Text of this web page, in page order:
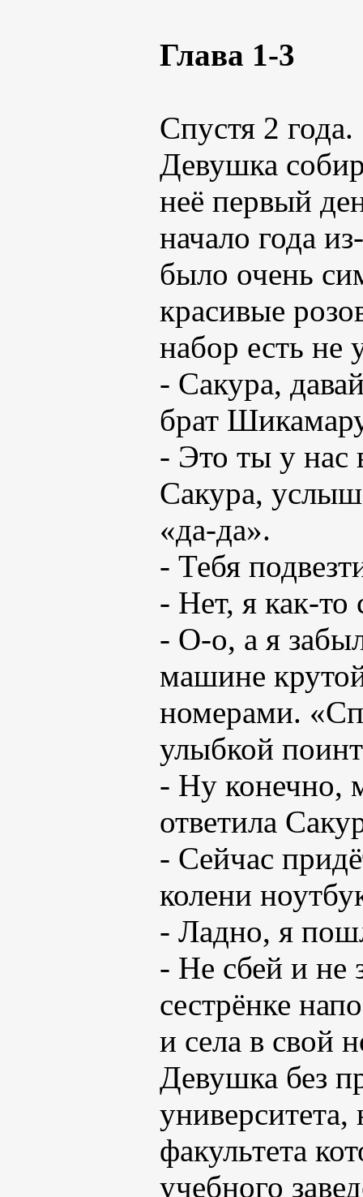
Глава 1-3
Спустя 2 года.
Девушка
неё первый
начало года
было очень
красивые
набор есть не
- Сакура,
брат
- Это ты у нас
Сакура,
«да-да».
- Тебя
- Нет, я как-
- О-о, а я
машине
номерами.
улыбкой
- Ну конечно,
ответила
- Сейчас
колени
- Ладно, я
- Не сбей и не
сестрёнке
и села в свой
Девушка без
факультета
учебного